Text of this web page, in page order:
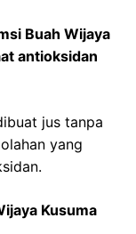
Buah Wijaya
antioksidan
jus tanpa
yang
Kusuma